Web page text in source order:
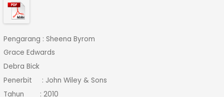
Pengarang : Sheena Byrom
Grace Edwards
Debra Bick
Penerbit : John Wiley & Sons
Tahun : 2010